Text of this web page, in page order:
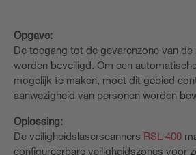
Opgave:
De toegang tot de gevarenzone van
worden beveiligd. Om een
mogelijk te maken, moet dit gebied
aanwezigheid van personen worden
Oplossing:
De veiligheidslaserscanners RSL 400
configureerbare veiligheidszones voor